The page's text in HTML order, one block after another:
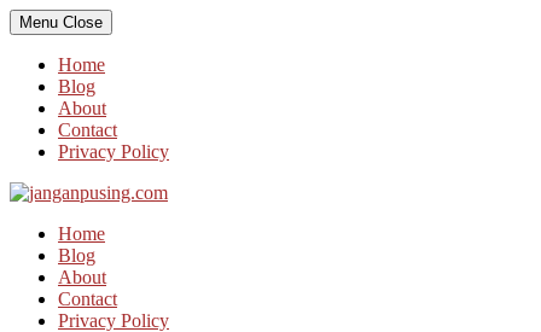
Skip
to
content
Menu Close
Home
Blog
About
Contact
Privacy Policy
Home
Blog
About
Contact
Privacy Policy